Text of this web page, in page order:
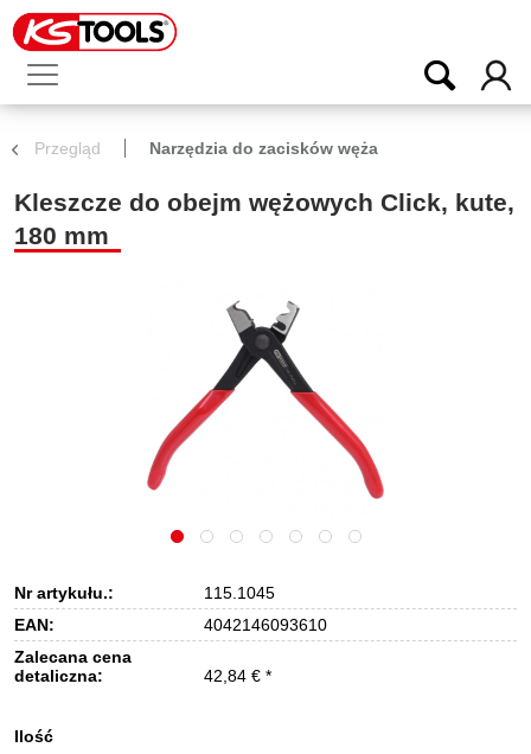
Przegląd Narzędzia do zacisków węża
Kleszcze do obejm wężowych Click, kute,
180 mm
Nr artykułu.:
115.1045
EAN:
4042146093610
Zalecana cena
detaliczna:
42,84 € *
Ilość